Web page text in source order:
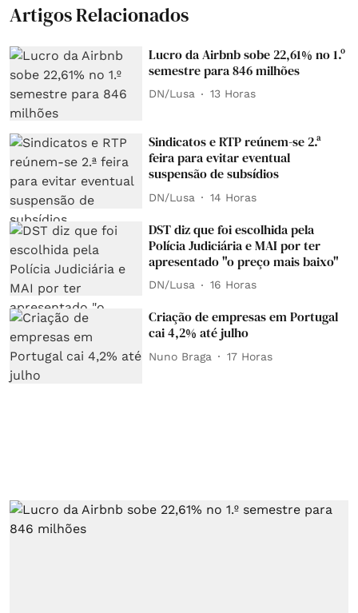
Artigos Relacionados
Lucro da Airbnb sobe 22,61% no 1.º
semestre para 846 milhões
DN/Lusa 13 Horas
Sindicatos e RTP reúnem-se 2.ª
feira para evitar eventual
suspensão de subsídios
DN/Lusa 14 Horas
DST diz que foi escolhida pela
Polícia Judiciária e MAI por ter
apresentado "o preço mais baixo"
DN/Lusa 16 Horas
Criação de empresas em Portugal
cai 4,2% até julho
Nuno Braga 17 Horas